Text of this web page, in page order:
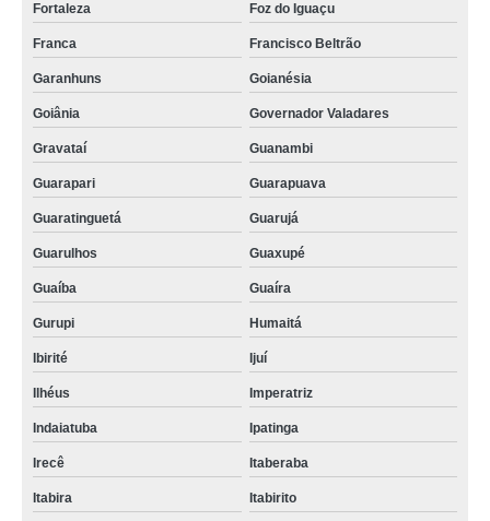
Fortaleza Foz do Iguaçu
Franca Francisco Beltrão
Garanhuns Goianésia
Goiânia Governador Valadares
Gravataí Guanambi
Guarapari Guarapuava
Guaratinguetá Guarujá
Guarulhos Guaxupé
Guaíba Guaíra
Gurupi Humaitá
Ibirité Ijuí
Ilhéus Imperatriz
Indaiatuba Ipatinga
Irecê Itaberaba
Itabira Itabirito